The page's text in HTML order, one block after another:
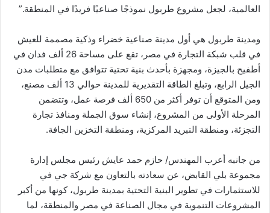
العالمية، لجعل مشروع طربول نموذجًا صناعيًا فريدًا في المنطقة.”
ومدينة طربول هي أول مدينة صناعية خضراء وذكية مصممة للعيش
في قلب شبكة التجارة في مصر، تقع على مساحة 26 ألف فدان في
أطفيح بالجيزة، ومجهزة بأحدث بنية تحتية تتوافق مع متطلبات مدن
الجيل الرابع، وتبلغ الطاقة التقديرية للمدينة حوالي 13 ألف مصنع،
ومن المتوقع أن توفر أكثر من 650 ألف فرصة عمل، وتتضمن
المرحلة الأولى من المشروع، إنشاء سوق الجملة ومنافذ تجارة
التجزئة، ومنطقة التبريد المركزية، ومنطقة التخزين الجافة.
من جانبه أعرب المهندس/ حازم حمد عايش رئيس مجلس إدارة
مجموعة بلي القابض، عن سعادته بالتعاون مع شركة جي في
للاستثمارات في تطوير البنية التحتية بمدينة طربول، كونها من أكبر
المشروعات التنموية في مجال الصناعة في مصر والمنطقة، لما